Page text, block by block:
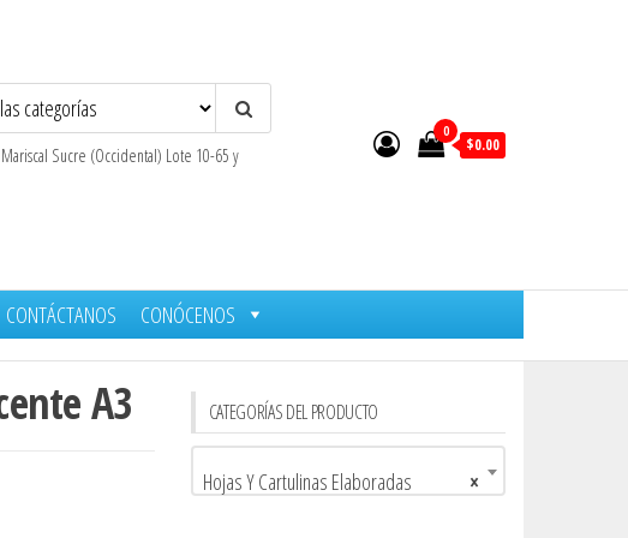
Sucre (Occidental) Lote 10-65 y
0
$0.00
CONTÁCTANOS CONÓCENOS
A3 CATEGORÍAS DEL PRODUCTO
×
Hojas Y Cartulinas Elaboradas